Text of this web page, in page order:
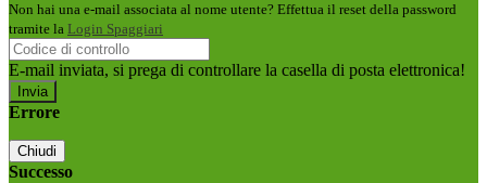
Non hai una e-mail associata al nome utente? Effettua il reset della password
tramite la Login Spaggiari
E-mail inviata, si prega di controllare la casella di posta elettronica!
Errore
Chiudi
Successo